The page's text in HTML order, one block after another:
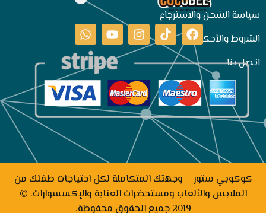
سياسة الشحن والاسترجاع
الشروط والأحكام
اتصل بنا
كوكوبي ستور – وجهتك المتكاملة لكل احتياجات طفلك من
الملابس والألعاب ومستحضرات العناية والإكسسوارات. ©
2019 جميع الحقوق محفوظة.